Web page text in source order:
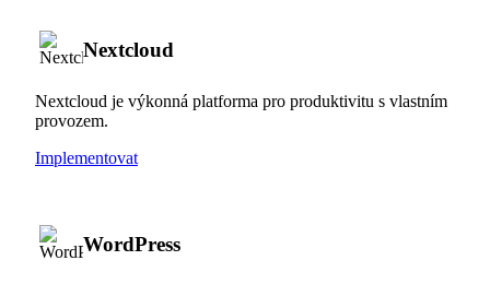
Nextcloud
Nextcloud je výkonná platforma pro produktivitu s vlastním
provozem.
Implementovat
WordPress